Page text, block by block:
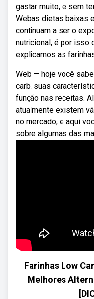
gastar muito, e sem
Webas dietas baixas
continuam a ser o
nutricional, é por isso
explicamos as
Web — hoje você
carb, suas
função nas receitas.
atualmente existem
no mercado, e aqui
sobre algumas das
Farinhas Low
Melhores